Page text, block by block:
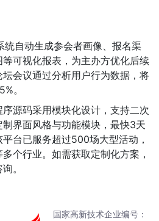
统自动生成参会者画像、报名渠
可视化报表，为主办方优化后续
会议通过分析用户行为数据，将
。
源码采用模块化设计，支持二次
界面风格与功能模块，最快3天
台已服务超过500场大型活动，
个行业。如需获取定制化方案，
。
国家高新技术企业编号：